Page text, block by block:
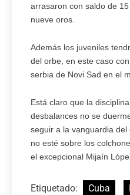
arrasaron con saldo de
nueve oros.
Además los juveniles
del orbe, en este caso
serbia de Novi Sad en el
Está claro que la
desbalances no se
seguir a la vanguardia
no esté sobre los
el excepcional Mijaín
Etiquetado: Cuba